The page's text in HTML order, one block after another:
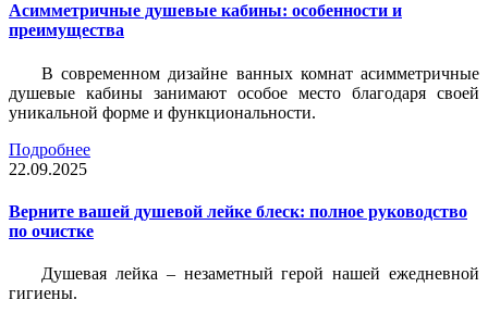
Асимметричные душевые кабины: особенности и
преимущества
В современном дизайне ванных комнат асимметричные
душевые кабины занимают особое место благодаря своей
уникальной форме и функциональности.
Подробнее
22.09.2025
Верните вашей душевой лейке блеск: полное руководство
по очистке
Душевая лейка – незаметный герой нашей ежедневной
гигиены.